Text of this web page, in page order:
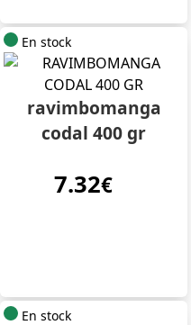
En stock
ravimbomanga
codal 400 gr
7.32€
En stock